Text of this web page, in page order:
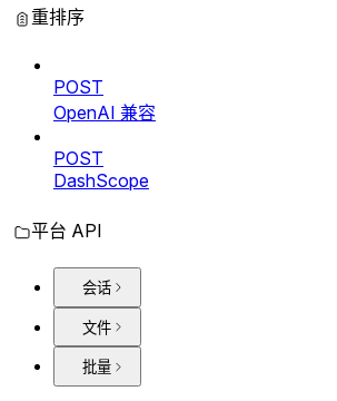
重排序
POST
OpenAI 兼容
POST
DashScope
平台 API
会话
文件
批量